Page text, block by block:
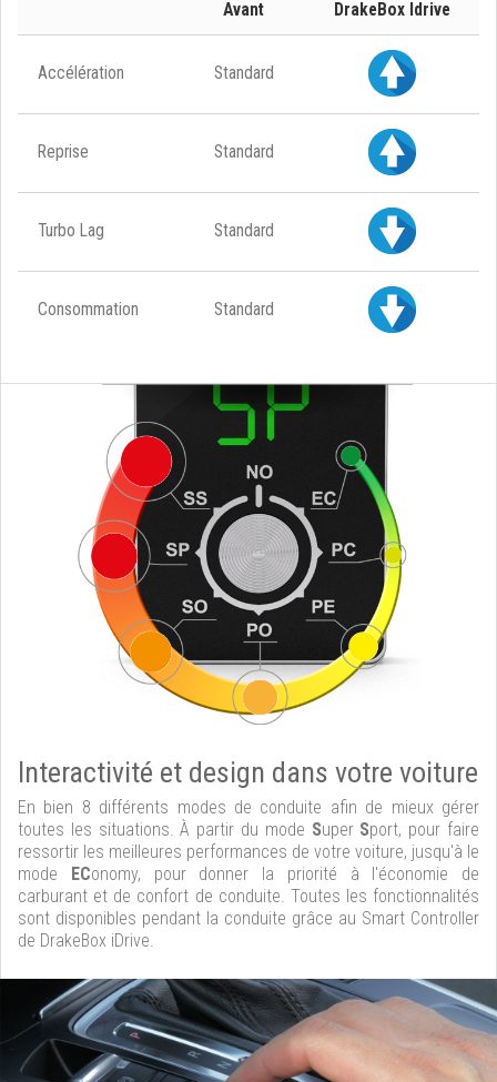
Avant DrakeBox Idrive
Accélération Standard
Reprise Standard
Turbo Lag Standard
Consommation Standard
Interactivité et design dans votre voiture
En bien 8 différents modes de conduite afin de mieux gérer
toutes les situations. À partir du mode Super Sport, pour faire
ressortir les meilleures performances de votre voiture, jusqu'à le
mode EConomy, pour donner la priorité à l'économie de
carburant et de confort de conduite. Toutes les fonctionnalités
sont disponibles pendant la conduite grâce au Smart Controller
de DrakeBox iDrive.